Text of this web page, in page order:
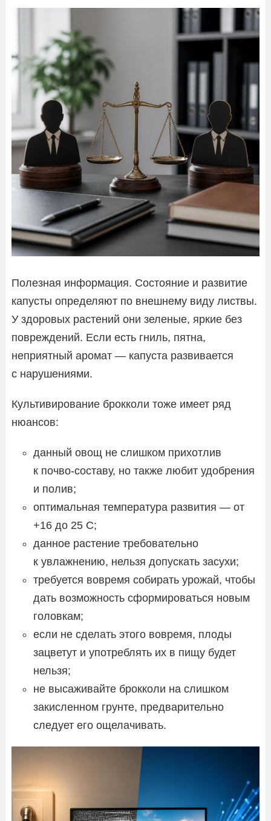
Полезная информация. Состояние и развитие
капусты определяют по внешнему виду листвы.
У здоровых растений они зеленые, яркие без
повреждений. Если есть гниль, пятна,
неприятный аромат — капуста развивается
с нарушениями.
Культивирование брокколи тоже имеет ряд
нюансов:
данный овощ не слишком прихотлив
к почво-составу, но также любит удобрения
и полив;
оптимальная температура развития — от
+16 до 25 С;
данное растение требовательно
к увлажнению, нельзя допускать засухи;
требуется вовремя собирать урожай, чтобы
дать возможность сформироваться новым
головкам;
если не сделать этого вовремя, плоды
зацветут и употреблять их в пищу будет
нельзя;
не высаживайте брокколи на слишком
закисленном грунте, предварительно
следует его ощелачивать.